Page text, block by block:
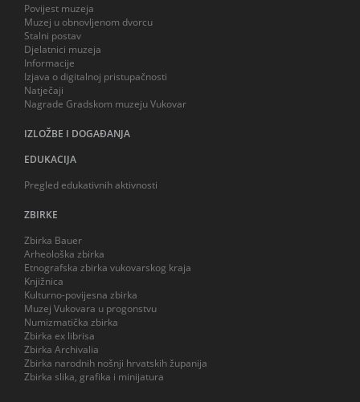
Povijest muzeja
Muzej u obnovljenom dvorcu
Stalni postav
Djelatnici muzeja
Informacije
Izjava o digitalnoj pristupačnosti
Natječaji
Nagrade Gradskom muzeju Vukovar
IZLOŽBE I DOGAĐANJA
EDUKACIJA
Pregled edukativnih aktivnosti
ZBIRKE
Zbirka Bauer
Arheološka zbirka
Etnografska zbirka vukovarskog kraja
Knjižnica
Kulturno-povijesna zbirka
Muzej Vukovara u progonstvu
Numizmatička zbirka
Zbirka ex librisa
Zbirka Archivalia
Zbirka narodnih nošnji hrvatskih županija
Zbirka slika, grafika i minijatura